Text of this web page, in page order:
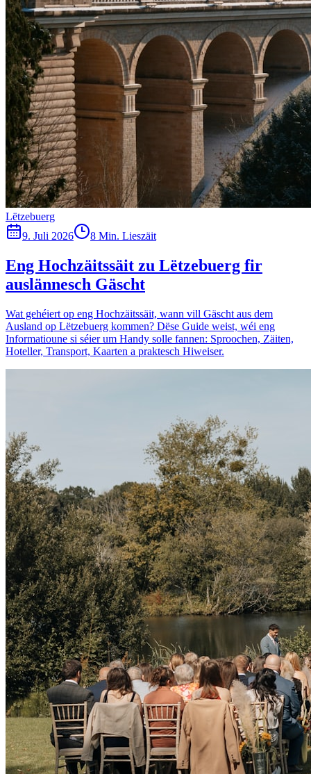
Lëtzebuerg
9. Juli 2026
8 Min. Lieszäit
Eng Hochzäitssäit zu Lëtzebuerg fir
auslännesch Gäscht
Wat gehéiert op eng Hochzäitssäit, wann vill Gäscht aus dem
Ausland op Lëtzebuerg kommen? Dëse Guide weist, wéi eng
Informatioune si séier um Handy solle fannen: Sproochen, Zäiten,
Hoteller, Transport, Kaarten a praktesch Hiweiser.